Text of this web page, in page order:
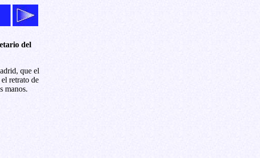
del
que el
retrato de
manos.